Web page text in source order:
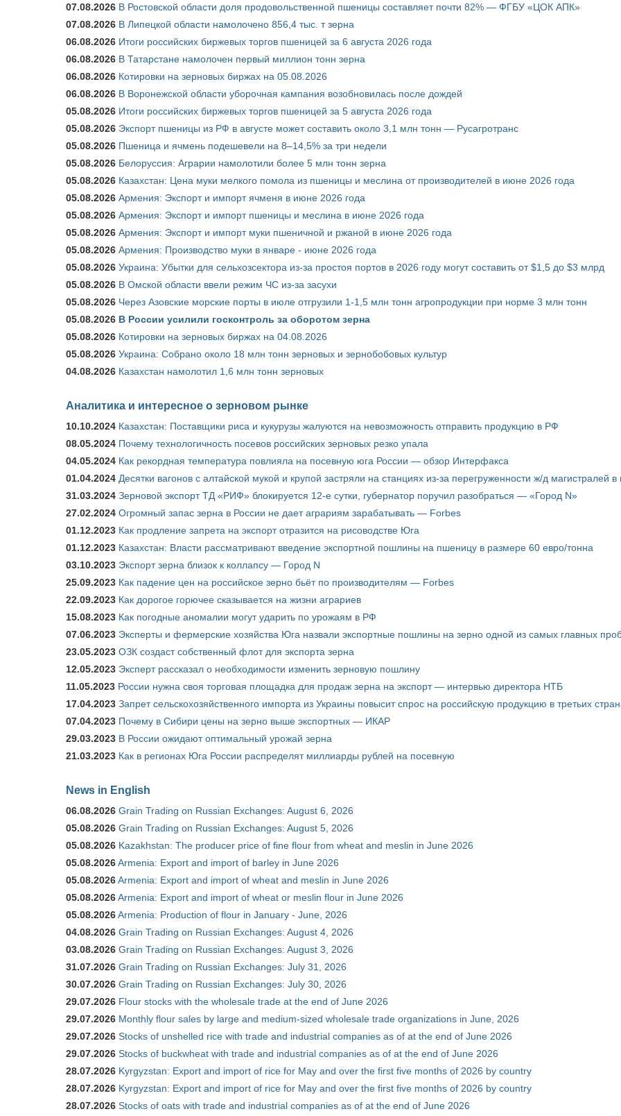
07.08.2026 В Ростовской области доля продовольственной пшеницы составляет почти 82% — ФГБУ «ЦОК АПК»
07.08.2026 В Липецкой области намолочено 856,4 тыс. т зерна
06.08.2026 Итоги российских биржевых торгов пшеницей за 6 августа 2026 года
06.08.2026 В Татарстане намолочен первый миллион тонн зерна
06.08.2026 Котировки на зерновых биржах на 05.08.2026
06.08.2026 В Воронежской области уборочная кампания возобновилась после дождей
05.08.2026 Итоги российских биржевых торгов пшеницей за 5 августа 2026 года
05.08.2026 Экспорт пшеницы из РФ в августе может составить около 3,1 млн тонн — Русагротранс
05.08.2026 Пшеница и ячмень подешевели на 8–14,5% за три недели
05.08.2026 Белоруссия: Аграрии намолотили более 5 млн тонн зерна
05.08.2026 Казахстан: Цена муки мелкого помола из пшеницы и меслина от производителей в июне 2026 года
05.08.2026 Армения: Экспорт и импорт ячменя в июне 2026 года
05.08.2026 Армения: Экспорт и импорт пшеницы и меслина в июне 2026 года
05.08.2026 Армения: Экспорт и импорт муки пшеничной и ржаной в июне 2026 года
05.08.2026 Армения: Производство муки в январе - июне 2026 года
05.08.2026 Украина: Убытки для сельхозсектора из-за простоя портов в 2026 году могут составить от $1,5 до $3 млрд
05.08.2026 В Омской области ввели режим ЧС из-за засухи
05.08.2026 Через Азовские морские порты в июле отгрузили 1-1,5 млн тонн агропродукции при норме 3 млн тонн
05.08.2026 В России усилили госконтроль за оборотом зерна
05.08.2026 Котировки на зерновых биржах на 04.08.2026
05.08.2026 Украина: Собрано около 18 млн тонн зерновых и зернобобовых культур
04.08.2026 Казахстан намолотил 1,6 млн тонн зерновых
Аналитика и интересное о зерновом рынке
10.10.2024 Казахстан: Поставщики риса и кукурузы жалуются на невозможность отправить продукцию в РФ
08.05.2024 Почему технологичность посевов российских зерновых резко упала
04.05.2024 Как рекордная температура повлияла на посевную юга России — обзор Интерфакса
01.04.2024 Десятки вагонов с алтайской мукой и крупой застряли на станциях из-за перегруженности ж/д магистралей в
31.03.2024 Зерновой экспорт ТД «РИФ» блокируется 12-е сутки, губернатор поручил разобраться — «Город N»
27.02.2024 Огромный запас зерна в России не дает аграриям зарабатывать — Forbes
01.12.2023 Как продление запрета на экспорт отразится на рисоводстве Юга
01.12.2023 Казахстан: Власти рассматривают введение экспортной пошлины на пшеницу в размере 60 евро/тонна
03.10.2023 Экспорт зерна близок к коллапсу — Город N
25.09.2023 Как падение цен на российское зерно бьёт по производителям — Forbes
22.09.2023 Как дорогое горючее сказывается на жизни аграриев
15.08.2023 Как погодные аномалии могут ударить по урожаям в РФ
07.06.2023 Эксперты и фермерские хозяйства Юга назвали экспортные пошлины на зерно одной из самых главных
23.05.2023 ОЗК создаст собственный флот для экспорта зерна
12.05.2023 Эксперт рассказал о необходимости изменить зерновую пошлину
11.05.2023 России нужна своя торговая площадка для продаж зерна на экспорт — интервью директора НТБ
17.04.2023 Запрет сельскохозяйственного импорта из Украины повысит спрос на российскую продукцию в третьих
07.04.2023 Почему в Сибири цены на зерно выше экспортных — ИКАР
29.03.2023 В России ожидают оптимальный урожай зерна
21.03.2023 Как в регионах Юга России распределят миллиарды рублей на посевную
News in English
06.08.2026 Grain Trading on Russian Exchanges: August 6, 2026
05.08.2026 Grain Trading on Russian Exchanges: August 5, 2026
05.08.2026 Kazakhstan: The producer price of fine flour from wheat and meslin in June 2026
05.08.2026Armenia: Export and import of barley in June 2026
05.08.2026Armenia: Export and import of wheat and meslin in June 2026
05.08.2026Armenia: Export and import of wheat or meslin flour in June 2026
05.08.2026Armenia: Production of flour in January - June, 2026
04.08.2026 Grain Trading on Russian Exchanges: August 4, 2026
03.08.2026 Grain Trading on Russian Exchanges: August 3, 2026
31.07.2026 Grain Trading on Russian Exchanges: July 31, 2026
30.07.2026 Grain Trading on Russian Exchanges: July 30, 2026
29.07.2026 Flour stocks with the wholesale trade at the end of June 2026
29.07.2026 Monthly flour sales by large and medium-sized wholesale trade organizations in June, 2026
29.07.2026 Stocks of unshelled rice with trade and industrial companies as of at the end of June 2026
29.07.2026 Stocks of buckwheat with trade and industrial companies as of at the end of June 2026
28.07.2026 Kyrgyzstan: Export and import of rice for May and over the first five months of 2026 by country
28.07.2026 Kyrgyzstan: Export and import of rice for May and over the first five months of 2026 by country
28.07.2026 Stocks of oats with trade and industrial companies as of at the end of June 2026